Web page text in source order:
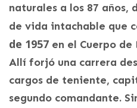
naturales a los 87 años,
de vida intachable que
de 1957 en el Cuerpo de
Allí forjó una carrera
cargos de teniente,
segundo comandante.